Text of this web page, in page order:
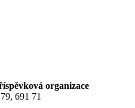
organizace
691 71